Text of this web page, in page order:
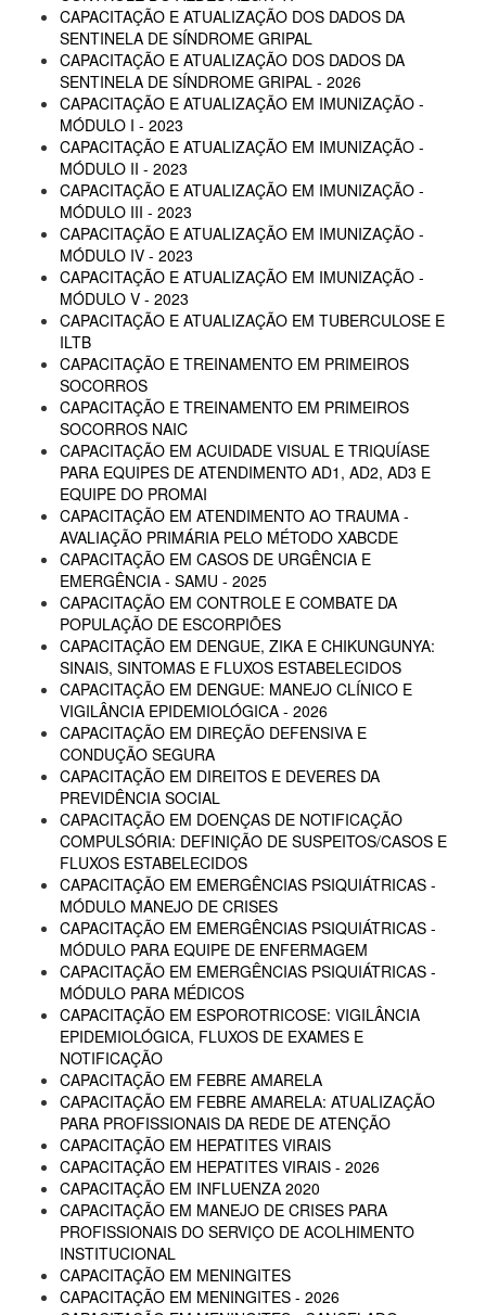
CAPACITAÇÃO E ATUALIZAÇÃO DOS DADOS DA
SENTINELA DE SÍNDROME GRIPAL
CAPACITAÇÃO E ATUALIZAÇÃO DOS DADOS DA
SENTINELA DE SÍNDROME GRIPAL - 2026
CAPACITAÇÃO E ATUALIZAÇÃO EM IMUNIZAÇÃO -
MÓDULO I - 2023
CAPACITAÇÃO E ATUALIZAÇÃO EM IMUNIZAÇÃO -
MÓDULO II - 2023
CAPACITAÇÃO E ATUALIZAÇÃO EM IMUNIZAÇÃO -
MÓDULO III - 2023
CAPACITAÇÃO E ATUALIZAÇÃO EM IMUNIZAÇÃO -
MÓDULO IV - 2023
CAPACITAÇÃO E ATUALIZAÇÃO EM IMUNIZAÇÃO -
MÓDULO V - 2023
CAPACITAÇÃO E ATUALIZAÇÃO EM TUBERCULOSE E
ILTB
CAPACITAÇÃO E TREINAMENTO EM PRIMEIROS
SOCORROS
CAPACITAÇÃO E TREINAMENTO EM PRIMEIROS
SOCORROS NAIC
CAPACITAÇÃO EM ACUIDADE VISUAL E TRIQUÍASE
PARA EQUIPES DE ATENDIMENTO AD1, AD2, AD3 E
EQUIPE DO PROMAI
CAPACITAÇÃO EM ATENDIMENTO AO TRAUMA -
AVALIAÇÃO PRIMÁRIA PELO MÉTODO XABCDE
CAPACITAÇÃO EM CASOS DE URGÊNCIA E
EMERGÊNCIA - SAMU - 2025
CAPACITAÇÃO EM CONTROLE E COMBATE DA
POPULAÇÃO DE ESCORPIÕES
CAPACITAÇÃO EM DENGUE, ZIKA E CHIKUNGUNYA:
SINAIS, SINTOMAS E FLUXOS ESTABELECIDOS
CAPACITAÇÃO EM DENGUE: MANEJO CLÍNICO E
VIGILÂNCIA EPIDEMIOLÓGICA - 2026
CAPACITAÇÃO EM DIREÇÃO DEFENSIVA E
CONDUÇÃO SEGURA
CAPACITAÇÃO EM DIREITOS E DEVERES DA
PREVIDÊNCIA SOCIAL
CAPACITAÇÃO EM DOENÇAS DE NOTIFICAÇÃO
COMPULSÓRIA: DEFINIÇÃO DE SUSPEITOS/CASOS E
FLUXOS ESTABELECIDOS
CAPACITAÇÃO EM EMERGÊNCIAS PSIQUIÁTRICAS -
MÓDULO MANEJO DE CRISES
CAPACITAÇÃO EM EMERGÊNCIAS PSIQUIÁTRICAS -
MÓDULO PARA EQUIPE DE ENFERMAGEM
CAPACITAÇÃO EM EMERGÊNCIAS PSIQUIÁTRICAS -
MÓDULO PARA MÉDICOS
CAPACITAÇÃO EM ESPOROTRICOSE: VIGILÂNCIA
EPIDEMIOLÓGICA, FLUXOS DE EXAMES E
NOTIFICAÇÃO
CAPACITAÇÃO EM FEBRE AMARELA
CAPACITAÇÃO EM FEBRE AMARELA: ATUALIZAÇÃO
PARA PROFISSIONAIS DA REDE DE ATENÇÃO
CAPACITAÇÃO EM HEPATITES VIRAIS
CAPACITAÇÃO EM HEPATITES VIRAIS - 2026
CAPACITAÇÃO EM INFLUENZA 2020
CAPACITAÇÃO EM MANEJO DE CRISES PARA
PROFISSIONAIS DO SERVIÇO DE ACOLHIMENTO
INSTITUCIONAL
CAPACITAÇÃO EM MENINGITES
CAPACITAÇÃO EM MENINGITES - 2026